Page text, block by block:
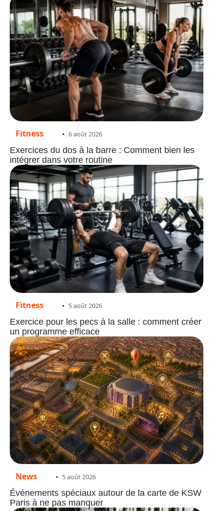
Fitness 6 août 2026
Exercices du dos à la barre : Comment bien les
intégrer dans votre routine
Fitness 5 août 2026
Exercice pour les pecs à la salle : comment créer
un programme efficace
News 5 août 2026
Événements spéciaux autour de la carte de KSW
Paris à ne pas manquer